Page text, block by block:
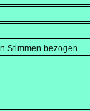
Stimmen bezogen